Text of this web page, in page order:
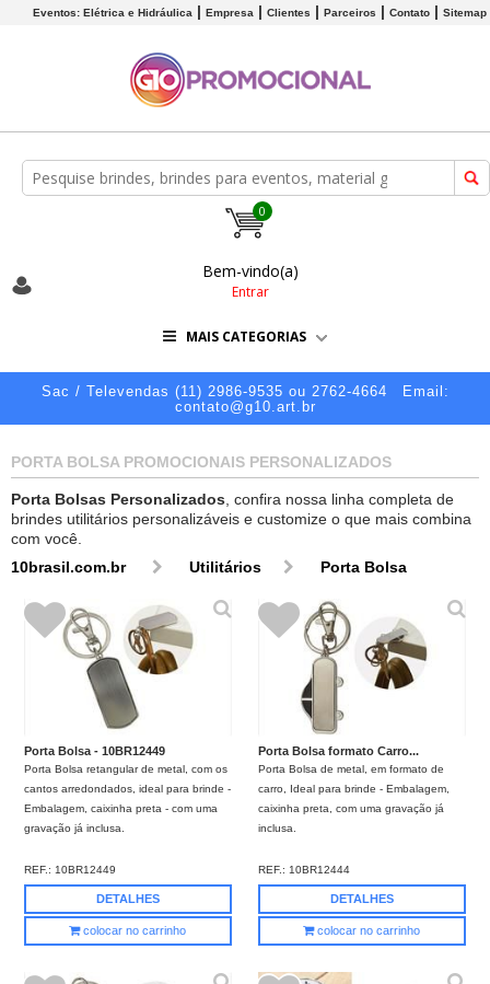
Eventos: Elétrica e Hidráulica Empresa Clientes Parceiros Contato Sitemap
0
Bem-vindo(a)
Entrar
MAIS CATEGORIAS
Sac / Televendas (11) 2986-9535 ou 2762-4664
Email:
contato@g10.art.br
PORTA BOLSA PROMOCIONAIS PERSONALIZADOS
Porta Bolsas Personalizados , confira nossa linha completa de
brindes utilitários personalizáveis e customize o que mais combina
com você.
10brasil.com.br
Utilitários Porta Bolsa
Porta Bolsa - 10BR12449
Porta Bolsa retangular de metal, com os
cantos arredondados, ideal para brinde -
Embalagem, caixinha preta - com uma
gravação já inclusa.
REF.: 10BR12449
DETALHES
colocar no carrinho
Porta Bolsa formato Carro...
Porta Bolsa de metal, em formato de
carro, Ideal para brinde - Embalagem,
caixinha preta, com uma gravação já
inclusa.
REF.: 10BR12444
DETALHES
colocar no carrinho